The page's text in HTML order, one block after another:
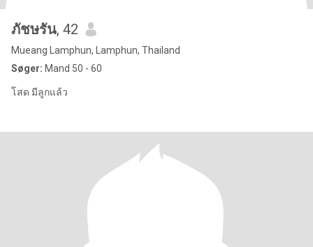
ภัชษรัน, 42
Mueang Lamphun, Lamphun, Thailand
Søger: Mand 50 - 60
โสด มีลูกแล้ว